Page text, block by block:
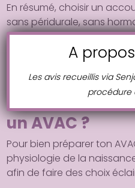
En résumé, choisir un
sans péridurale, sans
étant libre de ses
considérablement les
AVAC en optimisant les
naturelles du corps.
Comment bien
un AVAC ?
Pour bien préparer ton
physiologie de la
afin de faire des choix
A
Les avis recueillis via
procédure